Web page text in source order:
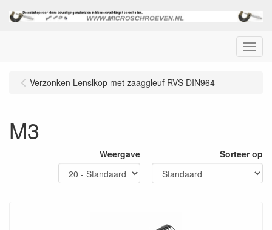
Menu
Verzonken Lenslkop met zaaggleuf RVS DIN964
M3
Weergave Sorteer op